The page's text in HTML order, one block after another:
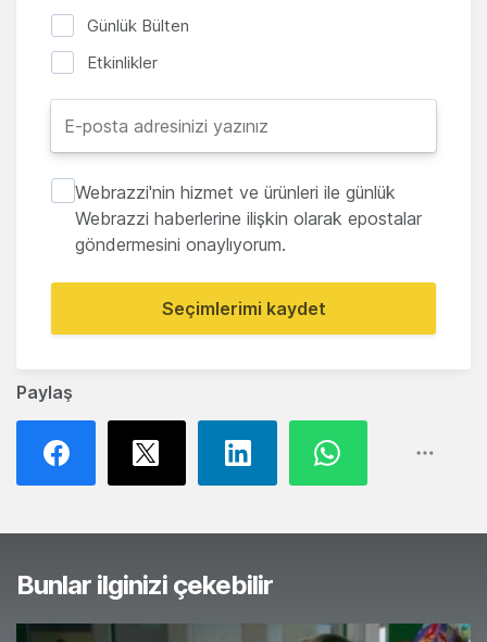
Paylaş
Günlük Bülten
Etkinlikler
Webrazzi'nin hizmet ve ürünleri ile günlük
Webrazzi haberlerine ilişkin olarak epostalar
göndermesini onaylıyorum.
Seçimlerimi kaydet
Bunlar ilginizi çekebilir